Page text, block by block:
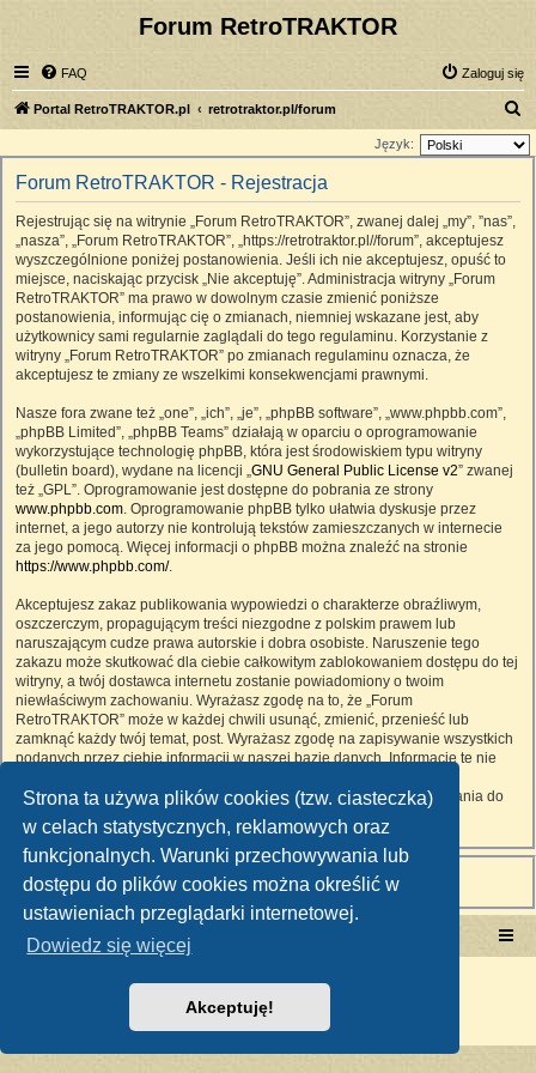
Strona ta używa plików cookies (tzw. ciasteczka)
w celach statystycznych, reklamowych oraz
funkcjonalnych. Warunki przechowywania lub
dostępu do plików cookies można określić w
ustawieniach przeglądarki internetowej.
Dowiedz się więcej
Akceptuję!
Forum RetroTRAKTOR
FAQ Zaloguj się
Portal RetroTRAKTOR.pl retrotraktor.pl/forum
z
Język:
Forum RetroTRAKTOR - Rejestracja
Rejestrując się na witrynie „Forum RetroTRAKTOR”, zwanej dalej „my”, ”nas”,
„nasza”, „Forum RetroTRAKTOR”, „https://retrotraktor.pl//forum”, akceptujesz
wyszczególnione poniżej postanowienia. Jeśli ich nie akceptujesz, opuść to
miejsce, naciskając przycisk „Nie akceptuję”. Administracja witryny „Forum
RetroTRAKTOR” ma prawo w dowolnym czasie zmienić poniższe
postanowienia, informując cię o zmianach, niemniej wskazane jest, aby
użytkownicy sami regularnie zaglądali do tego regulaminu. Korzystanie z
witryny „Forum RetroTRAKTOR” po zmianach regulaminu oznacza, że
akceptujesz te zmiany ze wszelkimi konsekwencjami prawnymi.
Nasze fora zwane też „one”, „ich”, „je”, „phpBB software”, „www.phpbb.com”,
„phpBB Limited”, „phpBB Teams” działają w oparciu o oprogramowanie
wykorzystujące technologię phpBB, która jest środowiskiem typu witryny
(bulletin board), wydane na licencji „GNU General Public License v2” zwanej
też „GPL”. Oprogramowanie jest dostępne do pobrania ze strony
www.phpbb.com. Oprogramowanie phpBB tylko ułatwia dyskusje przez
internet, a jego autorzy nie kontrolują tekstów zamieszczanych w internecie
za jego pomocą. Więcej informacji o phpBB można znaleźć na stronie
https://www.phpbb.com/.
Akceptujesz zakaz publikowania wypowiedzi o charakterze obraźliwym,
oszczerczym, propagującym treści niezgodne z polskim prawem lub
naruszającym cudze prawa autorskie i dobra osobiste. Naruszenie tego
zakazu może skutkować dla ciebie całkowitym zablokowaniem dostępu do tej
witryny, a twój dostawca internetu zostanie powiadomiony o twoim
niewłaściwym zachowaniu. Wyrażasz zgodę na to, że „Forum
RetroTRAKTOR” może w każdej chwili usunąć, zmienić, przenieść lub
zamknąć każdy twój temat, post. Wyrażasz zgodę na zapisywanie wszystkich
podanych przez ciebie informacji w naszej bazie danych. Informacje te nie
RetroTRAKTOR”, ani phpBB nie ponosi odpowiedzialności za włamania do
witryny, podczas których może dojść do kradzieży danych.
Portal RetroTRAKTOR.pl
Polski pakiet językowy dostarcza